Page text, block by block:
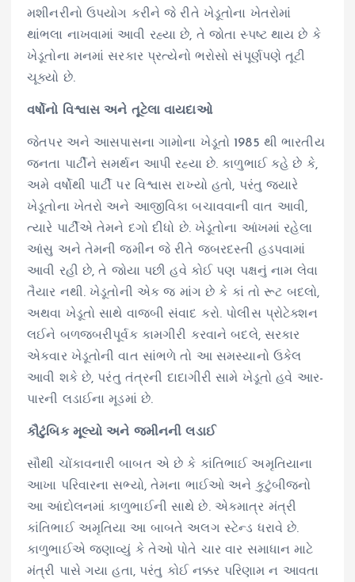
મશીનરીનો ઉપયોગ કરીને જે રીતે ખેડૂતોના ખેતરોમાં
થાંભલા નાખવામાં આવી રહ્યા છે, તે જોતા સ્પષ્ટ થાય છે કે
ખેડૂતોના મનમાં સરકાર પ્રત્યેનો ભરોસો સંપૂર્ણપણે તૂટી
ચૂક્યો છે.
વર્ષોનો વિશ્વાસ અને તૂટેલા વાયદાઓ
જેતપર અને આસપાસના ગામોના ખેડૂતો 1985 થી ભારતીય
જનતા પાર્ટીને સમર્થન આપી રહ્યા છે. કાળુભાઈ કહે છે કે,
અમે વર્ષોથી પાર્ટી પર વિશ્વાસ રાખ્યો હતો, પરંતુ જ્યારે
ખેડૂતોના ખેતરો અને આજીવિકા બચાવવાની વાત આવી,
ત્યારે પાર્ટીએ તેમને દગો દીધો છે. ખેડૂતોના આંખમાં રહેલા
આંસુ અને તેમની જમીન જે રીતે જબરદસ્તી હડપવામાં
આવી રહી છે, તે જોયા પછી હવે કોઈ પણ પક્ષનું નામ લેવા
તૈયાર નથી. ખેડૂતોની એક જ માંગ છે કે કાં તો રૂટ બદલો,
અથવા ખેડૂતો સાથે વાજબી સંવાદ કરો. પોલીસ પ્રોટેક્શન
લઈને બળજબરીપૂર્વક કામગીરી કરવાને બદલે, સરકાર
એકવાર ખેડૂતોની વાત સાંભળે તો આ સમસ્યાનો ઉકેલ
આવી શકે છે, પરંતુ તંત્રની દાદાગીરી સામે ખેડૂતો હવે આર-
પારની લડાઈના મૂડમાં છે.
કૌટુંબિક મૂલ્યો અને જમીનની લડાઈ
સૌથી ચોંકાવનારી બાબત એ છે કે કાંતિભાઈ અમૃતિયાના
આખા પરિવારના સભ્યો, તેમના ભાઈઓ અને કુટુંબીજનો
આ આંદોલનમાં કાળુભાઈની સાથે છે. એકમાત્ર મંત્રી
કાંતિભાઈ અમૃતિયા આ બાબતે અલગ સ્ટેન્ડ ધરાવે છે.
કાળુભાઈએ જણાવ્યું કે તેઓ પોતે ચાર વાર સમાધાન માટે
મંત્રી પાસે ગયા હતા, પરંતુ કોઈ નક્કર પરિણામ ન આવતા